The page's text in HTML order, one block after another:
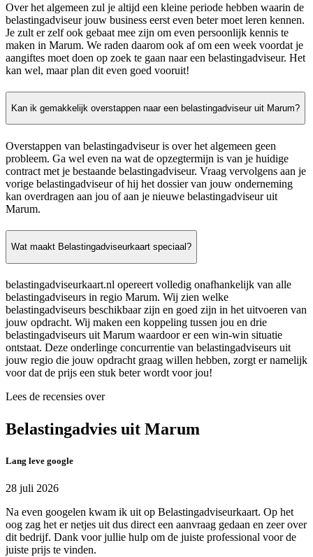
Over het algemeen zul je altijd een kleine periode hebben waarin de
belastingadviseur jouw business eerst even beter moet leren kennen.
Je zult er zelf ook gebaat mee zijn om even persoonlijk kennis te
maken in Marum. We raden daarom ook af om een week voordat je
aangiftes moet doen op zoek te gaan naar een belastingadviseur. Het
kan wel, maar plan dit even goed vooruit!
Kan ik gemakkelijk overstappen naar een belastingadviseur uit Marum?
Overstappen van belastingadviseur is over het algemeen geen
probleem. Ga wel even na wat de opzegtermijn is van je huidige
contract met je bestaande belastingadviseur. Vraag vervolgens aan je
vorige belastingadviseur of hij het dossier van jouw onderneming
kan overdragen aan jou of aan je nieuwe belastingadviseur uit
Marum.
Wat maakt Belastingadviseurkaart speciaal?
belastingadviseurkaart.nl opereert volledig onafhankelijk van alle
belastingadviseurs in regio Marum. Wij zien welke
belastingadviseurs beschikbaar zijn en goed zijn in het uitvoeren van
jouw opdracht. Wij maken een koppeling tussen jou en drie
belastingadviseurs uit Marum waardoor er een win-win situatie
ontstaat. Deze onderlinge concurrentie van belastingadviseurs uit
jouw regio die jouw opdracht graag willen hebben, zorgt er namelijk
voor dat de prijs een stuk beter wordt voor jou!
Lees de recensies over
Belastingadvies uit Marum
Lang leve google
28 juli 2026
Na even googelen kwam ik uit op Belastingadviseurkaart. Op het
oog zag het er netjes uit dus direct een aanvraag gedaan en zeer over
dit bedrijf. Dank voor jullie hulp om de juiste professional voor de
juiste prijs te vinden.